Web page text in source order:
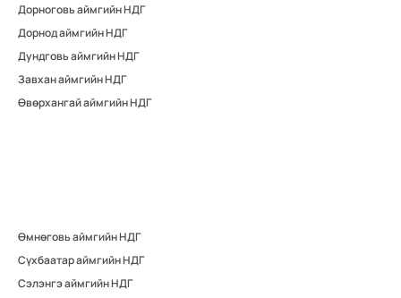
Дорноговь аймгийн НДГ
Дорнод аймгийн НДГ
Дундговь аймгийн НДГ
Завхан аймгийн НДГ
Өвөрхангай аймгийн НДГ
Өмнөговь аймгийн НДГ
Сүхбаатар аймгийн НДГ
Сэлэнгэ аймгийн НДГ